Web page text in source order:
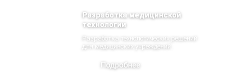
Разработка медицинской
технологии
Разработка технологических решений
для медицинских учреждений.
Подробнее